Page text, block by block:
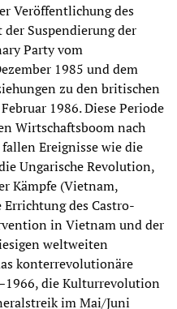
Veröffentlichung des
Suspendierung der
Party vom
1985 und dem
zu den britischen
1986. Diese Periode
Wirtschaftsboom nach
Ereignisse wie die
Ungarische Revolution,
Kämpfe (Vietnam,
des Castro-
in Vietnam und der
weltweiten
konterrevolutionäre
die Kulturrevolution
im Mai/Juni